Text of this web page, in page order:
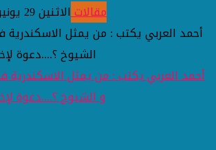
مقالاتالاثنين 29 يونيو 2026 12:00 صباحاً
أحمد العربي يكتب : من يمثل
الشيوخ ؟....دعوة